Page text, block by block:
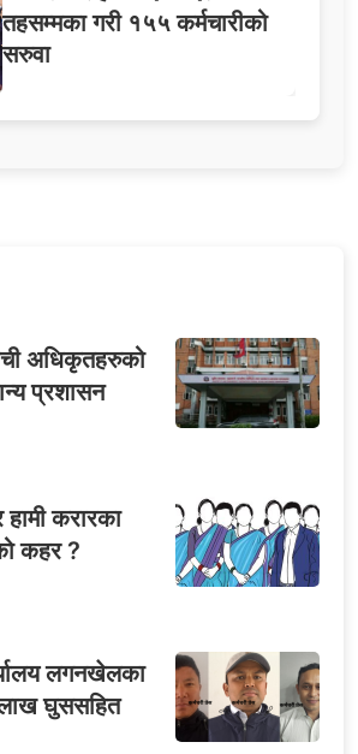
तहसम्मका गरी १५५ कर्मचारीको
सरुवा
अधिकृतहरुको
प्रशासन
करारका
कहर ?
लगनखेलका
घुससहित